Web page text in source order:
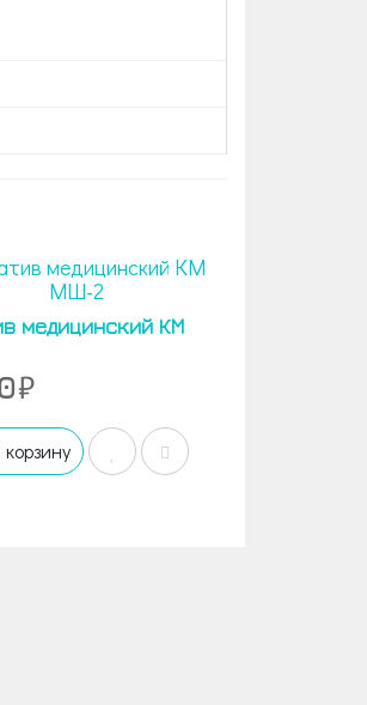
медицинский КМ
корзину